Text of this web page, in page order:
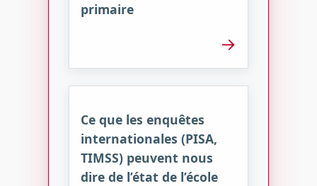
primaire
→
Ce que les enquêtes
internationales (PISA,
TIMSS) peuvent nous
dire de l’état de l’école